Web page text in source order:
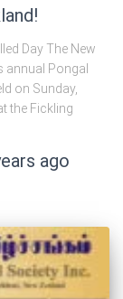
Day The New
annual Pongal
on Sunday,
the Fickling
ago